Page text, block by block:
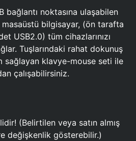
bağlantı noktasına ulaşabilen
bilgisayar, (ön tarafta
USB2.0) tüm cihazlarınızı
Tuşlarındaki rahat dokunuş
sağlayan klavye-mouse seti ile
çalışabilirsiniz.
(Belirtilen veya satın almış
değişkenlik gösterebilir.)